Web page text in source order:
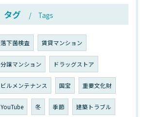
タグ Tags
落下菌検査 賃貸マンション
分譲マンション ドラッグストア
ビルメンテナンス 国宝 重要文化財
YouTube 冬 季節 建築トラブル